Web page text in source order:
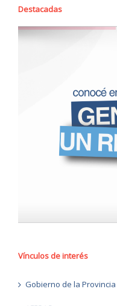
Destacadas
Vínculos de interés
Gobierno de la Provincia